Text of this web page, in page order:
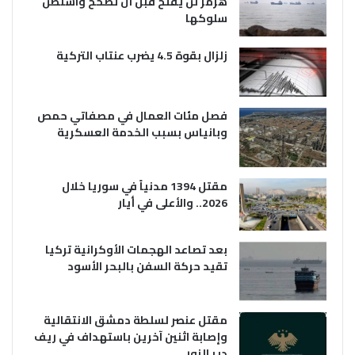
سلوكها
زلزال بقوة 4.5 يضرب عنتاب التركية
فصل مئات العمال في مصفاتي حمص
وبانياس بسبب الخدمة العسكرية
مقتل 1394 مدنياً في سوريا خلال
2026.. والأعلى في أيار
بعد تصاعد الهجمات الأوكرانية تركيا
تقيد حركة السفن بالبحر الأسود
مقتل عنصر لسلطة دمشق الانتقالية
وإصابة اثنين آخرين باستهداف في ريف